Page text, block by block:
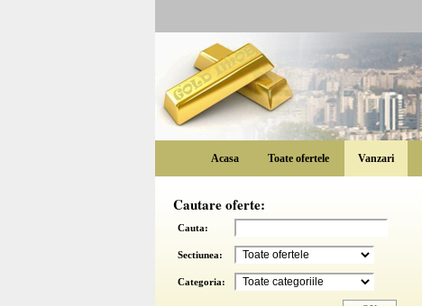
Acasa Toate ofertele Vanzari
Cautare oferte:
Cauta:
Sectiunea:
Categoria: